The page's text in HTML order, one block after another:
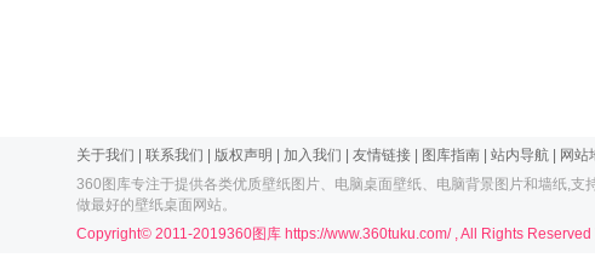
关于我们 | 联系我们 | 版权声明 | 加入我们 | 友情链接 | 图库指南 | 站内导航 | 网站
360图库专注于提供各类优质壁纸图片、 电脑桌面壁纸 、电脑背景图片和墙纸 ,支
做最好的壁纸桌面网站。
Copyright© 2011-2019360图库 https://www.360tuku.com/ , All Rights Reserved